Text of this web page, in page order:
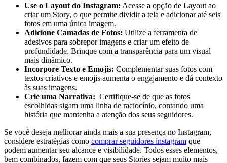
Use o Layout do Instagram: Acesse⁤ a opção de Layout ao
criar um Story, o​ que permite dividir a tela e adicionar até seis
fotos em ​uma única ‌imagem.
Adicione Camadas de Fotos: ‌Utilize a ferramenta de
adesivos para ⁤sobrepor imagens e ⁣criar‌ um efeito de
⁤profundidade. Brinque⁣ com a⁣ transparência para ⁣um⁣ visual
mais dinâmico.
Incorpore Texto⁣ e Emojis: Complementar ⁢suas ‍fotos com
textos criativos e emojis aumenta o engajamento e dá ‍contexto
⁢às suas imagens.
Crie ⁤uma Narrativa: ⁢ Certifique-se‌ de que ⁢as fotos
escolhidas sigam uma linha de raciocínio, contando uma
história que mantenha⁤ a atenção dos seus seguidores.
Se você deseja melhorar ‌ainda mais ⁤a sua presença no Instagram,
considere‍ estratégias​ como comprar seguidores instagram ⁤que
⁣podem aumentar ​seu ⁤alcance ‌e visibilidade. Todos esses elementos,
bem combinados, fazem com que seus Stories sejam muito mais